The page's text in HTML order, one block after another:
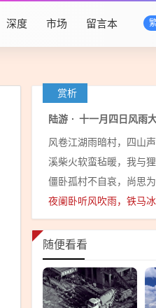
深度 市场 留言本
赏析
陆游 · 十一月四日风雨
风卷江湖雨暗村，四山声
溪柴火软蛮毡暖，我与狸
僵卧孤村不自哀，尚思为
夜阑卧听风吹雨，铁马冰
随便看看